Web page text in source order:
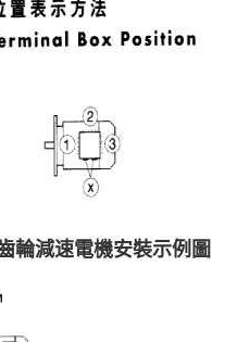
輪減速電機安裝示例圖